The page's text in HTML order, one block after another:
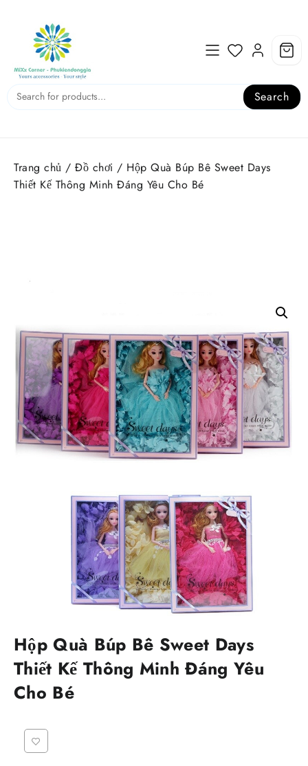
content
Search
Trang chủ / Đồ chơi / Hộp Quà Búp Bê Sweet Days
Thiết Kế Thông Minh Đáng Yêu Cho Bé
Hộp Quà Búp Bê Sweet Days
Thiết Kế Thông Minh Đáng Yêu
Cho Bé